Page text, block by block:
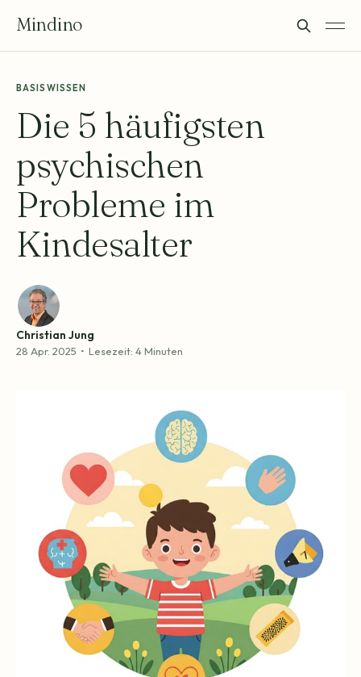
Mindino
BASISWISSEN
Die 5 häufigsten
psychischen
Probleme im
Kindesalter
Christian Jung
28 Apr. 2025 • Lesezeit: 4 Minuten